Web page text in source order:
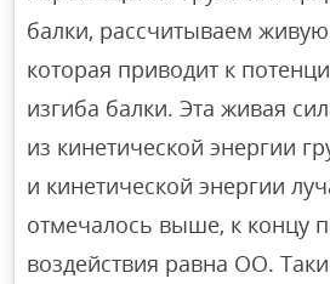
балки, рассчитываем живую
которая приводит к
изгиба балки. Эта живая
из кинетической энергии
и кинетической энергии
отмечалось выше, к концу
воздействия равна ОО.